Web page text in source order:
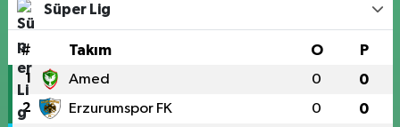
Süper Lig
# Takım O P
1 Amed 0 0
2 Erzurumspor FK 0 0